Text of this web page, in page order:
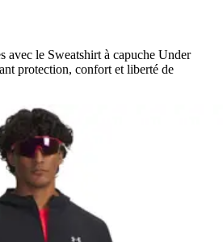
avec le Sweatshirt à capuche Under
protection, confort et liberté de